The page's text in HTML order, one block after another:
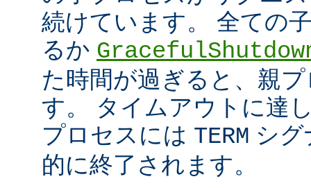
続けています。 全ての
るか
た時間が過ぎると、親
す。 タイムアウトに達
プロセスには TERM シ
的に終了されます。